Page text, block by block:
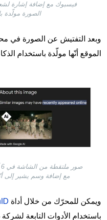
فيسبوك مع إضافة إشارة
الصورة مولّدة
وبعد التفتيش عن الصورة في
الموقع أنّها مولّدة باستخدام
مع إضافة وسم يشير إلى
ويمكن للمحرّك من خلال أداة
باستخدام الأدوات التابعة